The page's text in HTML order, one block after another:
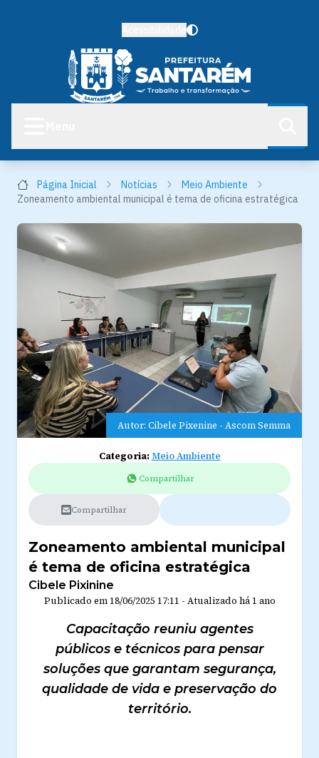
Página Inicial Notícias
Meio Ambiente
Zoneamento ambiental municipal é tema de oficina estratégica
Autor: Cibele Pixenine - Ascom Semma
Categoria:Meio Ambiente
Compartilhar
Compartilhar
Zoneamento ambiental municipal
é tema de oficina estratégica
Cibele Pixinine
Publicado em 18/06/2025 17:11 - Atualizado há 1 ano
Capacitação reuniu agentes
públicos e técnicos para pensar
soluções que garantam segurança,
qualidade de vida e preservação do
território.